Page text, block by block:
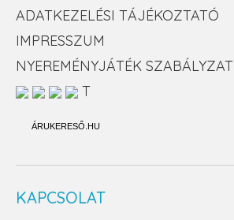
ADATKEZELÉSI TÁJÉKOZTATÓ
IMPRESSZUM
NYEREMÉNYJÁTÉK SZABÁLYZAT
T
ÁRUKERESŐ.HU
KAPCSOLAT